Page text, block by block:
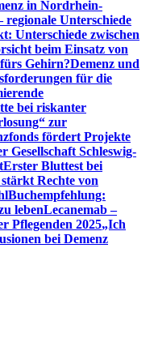
in Nordrhein-
regionale Unterschiede
Unterschiede zwischen
beim Einsatz von
Gehirn?Demenz und
für die
bei riskanter
zur
fördert Projekte
Gesellschaft Schleswig-
Erster Bluttest bei
Rechte von
Buchempfehlung:
lebenLecanemab –
Pflegenden 2025„Ich
bei Demenz